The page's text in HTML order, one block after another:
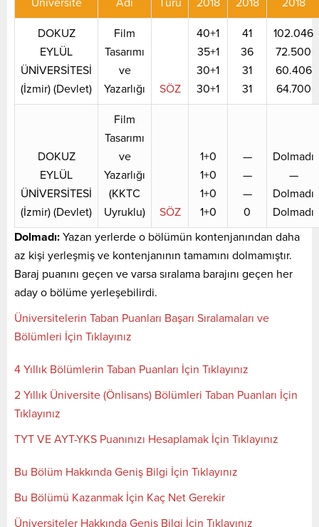
DOKUZ
EYLÜL
ÜNİVERSİTESİ
(İzmir) (Devlet)
Film
Tasarımı
ve
Yazarlığı
SÖZ
40+1
35+1
30+1
30+1
41
36
31
31
102.046
72.500
60.406
64.700
DOKUZ
EYLÜL
ÜNİVERSİTESİ
(İzmir) (Devlet)
Film
Tasarımı
ve
Yazarlığı
(KKTC
Uyruklu)
SÖZ
1+0
1+0
1+0
1+0
—
—
—
0
Dolmadı
—
Dolmadı
Dolmadı
Dolmadı: Yazan yerlerde o bölümün kontenjanından daha
az kişi yerleşmiş ve kontenjanının tamamını dolmamıştır.
Baraj puanını geçen ve varsa sıralama barajını geçen her
aday o bölüme yerleşebilirdi.
Üniversitelerin Taban Puanları Başarı Sıralamaları ve
Bölümleri İçin Tıklayınız
4 Yıllık Bölümlerin Taban Puanları İçin Tıklayınız
2 Yıllık Üniversite (Önlisans) Bölümleri Taban Puanları İçin
Tıklayınız
TYT VE AYT-YKS Puanınızı Hesaplamak İçin Tıklayınız
Bu Bölüm Hakkında Geniş Bilgi İçin Tıklayınız
Bu Bölümü Kazanmak İçin Kaç Net Gerekir
Üniversiteler Hakkında Geniş Bilgi İçin Tıklayınız